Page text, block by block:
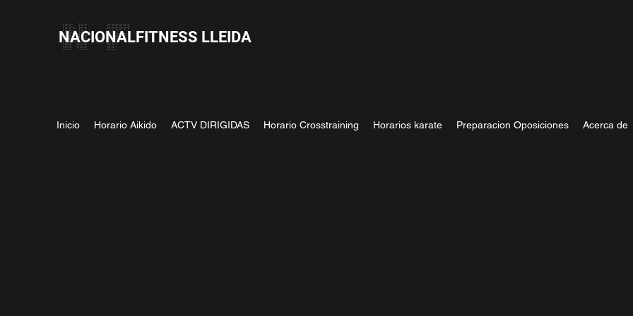
NACIONALFITNESS LLEIDA
Inicio Horario Aikido ACTV DIRIGIDAS Horario Crosstraining Horarios karate Preparacion Oposiciones Acerca de